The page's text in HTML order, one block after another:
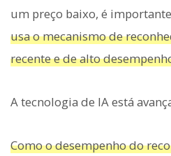
um preço baixo, é importante
usa o mecanismo de
recente e de alto
A tecnologia de IA está
Como o desempenho do